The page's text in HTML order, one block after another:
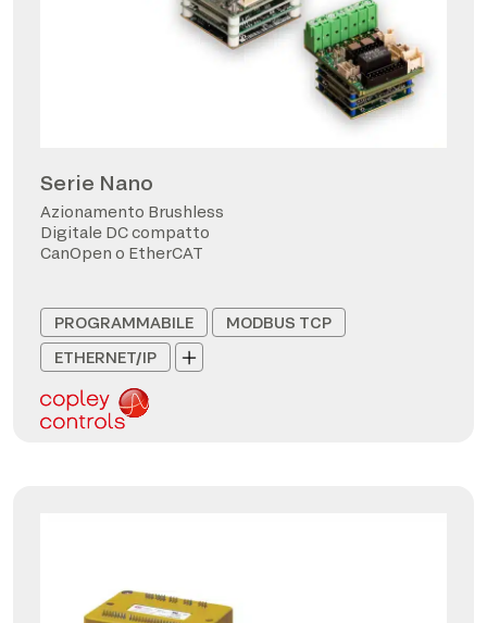
Serie Nano
Azionamento Brushless
Digitale DC compatto
CanOpen o EtherCAT
PROGRAMMABILE
MODBUS TCP
ETHERNET/IP